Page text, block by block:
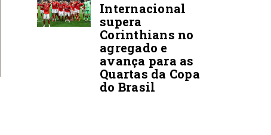
Internacional
supera
Corinthians no
agregado e
avança para as
Quartas da Copa
do Brasil